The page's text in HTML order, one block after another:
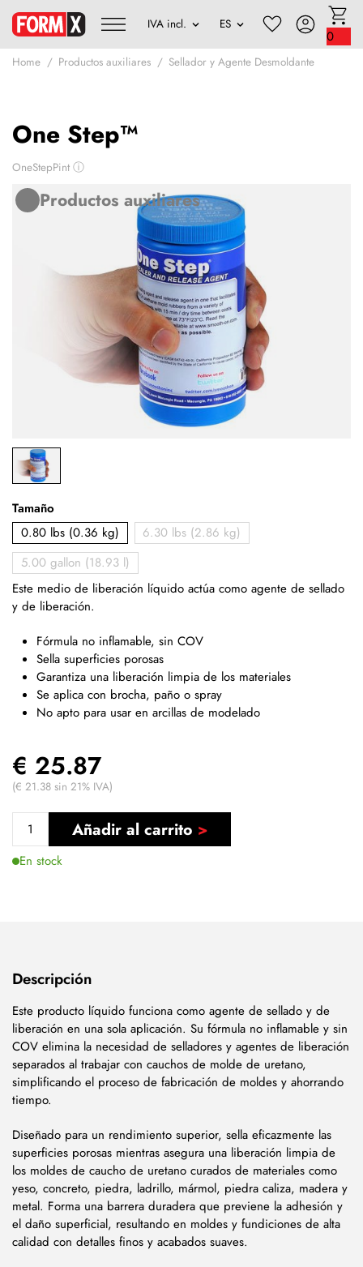
0
Home Productos auxiliares Sellador y Agente Desmoldante
One Step™
OneStepPint ⓘ
Productos auxiliares
Tamaño
0.80 lbs (0.36 kg)
6.30 lbs (2.86 kg)
5.00 gallon (18.93 l)
Este medio de liberación líquido actúa como agente de sellado
y de liberación.
Fórmula no inflamable, sin COV
Sella superficies porosas
Garantiza una liberación limpia de los materiales
Se aplica con brocha, paño o spray
No apto para usar en arcillas de modelado
€ 25.87
(€ 21.38 sin 21% IVA)
Añadir al carrito
En stock
Descripción
Este producto líquido funciona como agente de sellado y de
liberación en una sola aplicación. Su fórmula no inflamable y sin
COV elimina la necesidad de selladores y agentes de liberación
separados al trabajar con cauchos de molde de uretano,
simplificando el proceso de fabricación de moldes y ahorrando
tiempo.
Diseñado para un rendimiento superior, sella eficazmente las
superficies porosas mientras asegura una liberación limpia de
los moldes de caucho de uretano curados de materiales como
yeso, concreto, piedra, ladrillo, mármol, piedra caliza, madera y
metal. Forma una barrera duradera que previene la adhesión y
el daño superficial, resultando en moldes y fundiciones de alta
calidad con detalles finos y acabados suaves.